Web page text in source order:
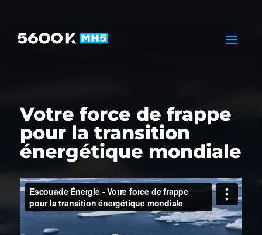
Votre force de frappe
pour la transition
énergétique mondiale